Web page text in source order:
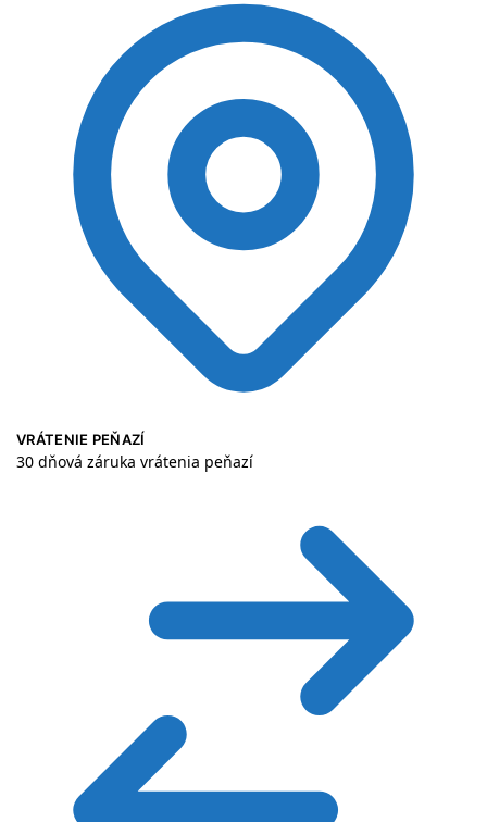
VRÁTENIE PEŇAZÍ
30 dňová záruka vrátenia peňazí